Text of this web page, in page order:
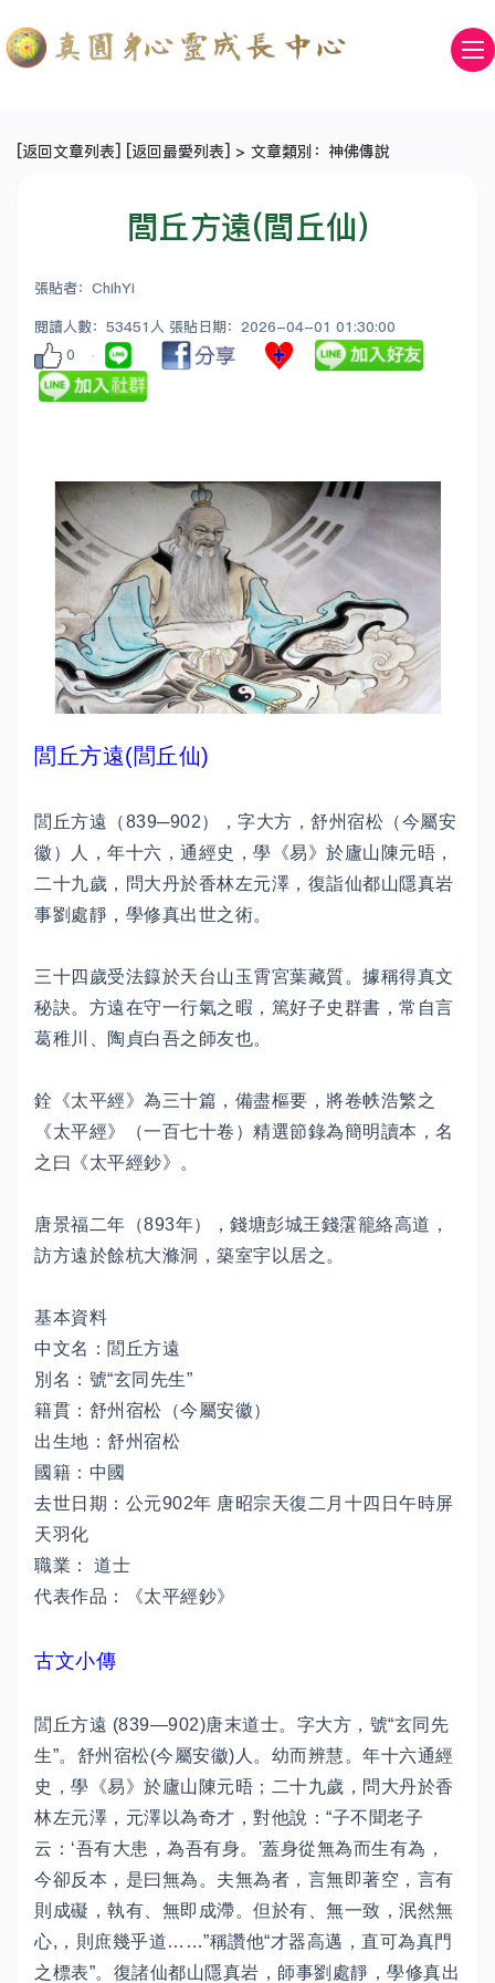
[返回文章列表] [返回最愛列表] > 文章類別：神佛傳說
閭丘方遠(閭丘仙)
張貼者：ChihYi
閱讀人數：53451人 張貼日期：2026-04-01 01:30:00
0
閭丘方遠(閭丘仙)
閭丘方遠（839─902），字大方，舒州宿松（今屬安
徽）人，年十六，通經史，學《易》於廬山陳元晤，
二十九歲，問大丹於香林左元澤，復詣仙都山隱真岩
事劉處靜，學修真出世之術。
三十四歲受法籙於天台山玉霄宮葉藏質。據稱得真文
秘訣。方遠在守一行氣之暇，篤好子史群書，常自言
葛稚川、陶貞白吾之師友也。
銓《太平經》為三十篇，備盡樞要，將卷帙浩繁之
《太平經》（一百七十卷）精選節錄為簡明讀本，名
之曰《太平經鈔》。
唐景福二年（893年），錢塘彭城王錢霮籠絡高道，
訪方遠於餘杭大滌洞，築室宇以居之。
基本資料
中文名：閭丘方遠
別名：號“玄同先生”
籍貫：舒州宿松（今屬安徽）
出生地：舒州宿松
國籍：中國
去世日期：公元902年 唐昭宗天復二月十四日午時屏
天羽化
職業： 道士
代表作品：《太平經鈔》
古文小傳
閭丘方遠 (839—902)唐末道士。字大方，號“玄同先
生”。舒州宿松(今屬安徽)人。幼而辨慧。年十六通經
史，學《易》於廬山陳元晤；二十九歲，問大丹於香
林左元澤，元澤以為奇才，對他說：“子不聞老子
云：‘吾有大患，為吾有身。'蓋身從無為而生有為，
今卻反本，是曰無為。夫無為者，言無即著空，言有
則成礙，執有、無即成滯。但於有、無一致，泯然無
心,，則庶幾乎道……”稱讚他“才器高邁，直可為真門
之標表”。復諸仙都山隱真岩，師事劉處靜，學修真出